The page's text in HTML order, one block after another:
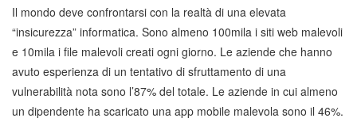
Il mondo deve confrontarsi con la realtà di una elevata
“insicurezza” informatica. Sono almeno 100mila i siti web malevoli
e 10mila i file malevoli creati ogni giorno. Le aziende che hanno
avuto esperienza di un tentativo di sfruttamento di una
vulnerabilità nota sono l’87% del totale. Le aziende in cui almeno
un dipendente ha scaricato una app mobile malevola sono il 46%.